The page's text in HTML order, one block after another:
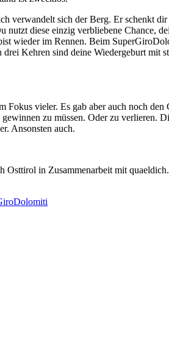
verwandelt sich der Berg. Er schenkt
diese einzig verbliebene Chance,
wieder im Rennen. Beim
Kehren sind deine Wiedergeburt
vieler. Es gab aber auch noch den
zu müssen. Oder zu verlieren.
Ansonsten auch.
Osttirol in Zusammenarbeit mit quaeldich.